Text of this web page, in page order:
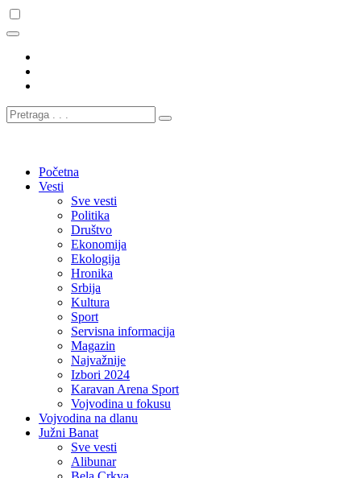
Početna
Vesti
Sve vesti
Politika
Društvo
Ekonomija
Ekologija
Hronika
Srbija
Kultura
Sport
Servisna informacija
Magazin
Najvažnije
Izbori 2024
Karavan Arena Sport
Vojvodina u fokusu
Vojvodina na dlanu
Južni Banat
Sve vesti
Alibunar